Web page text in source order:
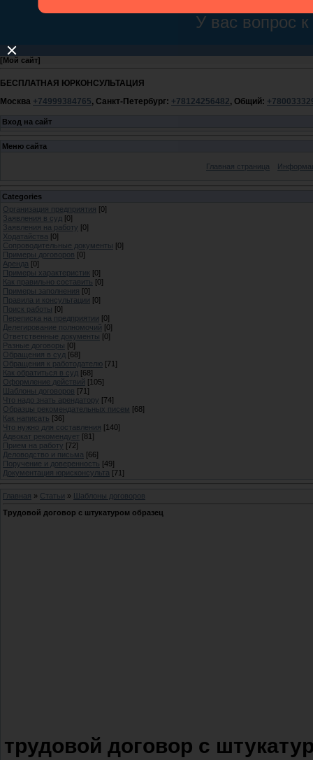
[Мой сайт]
БЕСПЛАТНАЯ ЮРКОНСУЛЬТАЦИЯ
Москва +74999384765, Санкт-Петербург: +78124256482, Общий:
Вход на сайт
Меню сайта
Главная страница
Categories
Организация предприятия [0]
Заявления в суд [0]
Заявления на работу [0]
Ходатайства [0]
Сопроводительные документы [0]
Примеры договоров [0]
Аренда [0]
Примеры характеристик [0]
Как правильно составить [0]
Примеры заполнения [0]
Правила и консультации [0]
Поиск работы [0]
Переписка на предприятии [0]
Делегирование полномочий [0]
Ответственные документы [0]
Разные договоры [0]
Обращения в суд [68]
Обращения к работодателю [71]
Как обратиться в суд [68]
Оформление действий [105]
Шаблоны договоров [71]
Что надо знать арендатору [74]
Образцы рекомендательных писем [68]
Как написать [36]
Что нужно для составления [140]
Адвокат рекомендует [81]
Прием на работу [72]
Деловодство и письма [66]
Поручение и доверенность [49]
Документация юрисконсульта [71]
Главная » Статьи » Шаблоны договоров
Трудовой договор с штукатуром образец
трудовой договор с